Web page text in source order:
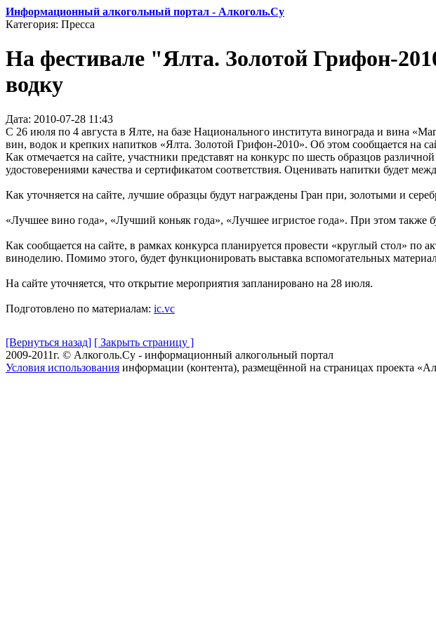
Информационный алкогольный портал - Алкоголь.Су
Категория: Пресса
На фестивале "Ялта. Золотой Грифон-
водку
Дата: 2010-07-28 11:43
С 26 июля по 4 августа в Ялте, на базе Национального института винограда и вина
вин, водок и крепких напитков «Ялта. Золотой Грифон-2010». Об этом сообщается на
Как отмечается на сайте, участники представят на конкурс по шесть образцов
удостоверениями качества и сертификатом соответствия. Оценивать напитки будет
Как уточняется на сайте, лучшие образцы будут награждены Гран при, золотыми и
«Лучшее вино года», «Лучший коньяк года», «Лучшее игристое года». При этом
Как сообщается на сайте, в рамках конкурса планируется провести «круглый стол»
виноделию. Помимо этого, будет функционировать выставка вспомогательных
На сайте уточняется, что открытие мероприятия запланировано на 28 июля.
Подготовлено по материалам: ic.vc
[Вернуться назад] [ Закрыть страницу ]
2009-2011г. © Алкоголь.Су - информационный алкогольный портал
Условия использования информации (контента), размещённой на страницах проекта